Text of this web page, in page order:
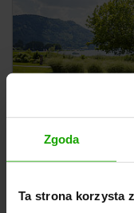
Zgoda
Ta strona korzysta
Kolarstwo
Karyntia oferuje